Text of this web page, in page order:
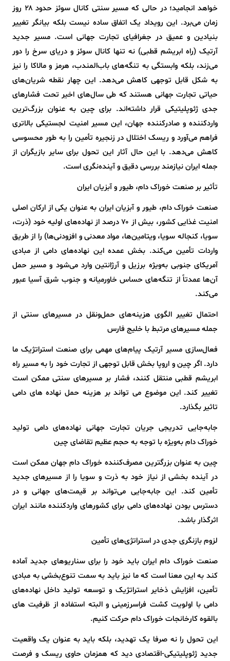
خواهد انجامید؛ در حالی که مسیر سنتی کانال سوئز حدود ۲۸ روز
زمان می‌برد. این رویداد یک اتفاق ساده نیست بلکه بیانگر تغییر
بنیادین و عمیق در جغرافیای تجارت جهانی است. مسیر جدید
آرتیک (راه ابریشم قطبی) نه تنها کانال سوئز و دریای سرخ را دور
می‌زند، بلکه وابستگی به تنگه‌های باب‌المندب، هرمز و مالاکا را نیز
به شکل قابل توجهی کاهش می‌دهد. این چهار نقطه شریان‌های
حیاتی تجارت جهانی هستند که طی سال‌های اخیر تحت فشارهای
جدی ژئوپلیتیکی قرار داشته‌اند. برای چین به عنوان بزرگ‌ترین
واردکننده و صادرکننده جهان، این مسیر امنیت لجستیکی بالاتری
فراهم می‌آورد و ریسک اختلال در زنجیره تأمین را به طور محسوسی
کاهش می‌دهد. با این حال آثار این تحول برای سایر بازیگران از
جمله ایران نیازمند بررسی دقیق و آینده‌نگری است.
تأثیر بر صنعت خوراک دام، طیور و آبزیان ایران
صنعت خوراک دام، طیور و آبزیان ایران به عنوان یکی از ارکان اصلی
امنیت غذایی کشور، بیش از ۷۰ درصد از نهاده‌های اولیه خود (ذرت،
سویا، کنجاله سویا، ویتامین‌ها، مواد معدنی و افزودنی‌ها) را از طریق
واردات تأمین می‌کند. بخش عمده این نهاده‌های دامی از مبادی
آمریکای جنوبی به‌ویژه برزیل و آرژانتین وارد می‌شود و مسیر حمل
آن‌ها عمدتاً از تنگه‌های حساس خاورمیانه و جنوب شرق آسیا عبور
می‌کند.
احتمال تغییر الگوی هزینه‌های حمل‌ونقل در مسیرهای سنتی از
جمله مسیرهای مرتبط با خلیج فارس
فعال‌سازی مسیر آرتیک پیام‌های مهمی برای صنعت استراتژیک ما
دارد. اگر چین و اروپا بخش قابل توجهی از تجارت خود را به مسیر راه
ابریشم قطبی منتقل کنند، فشار بر مسیرهای سنتی ممکن است
تغییر کند. این موضوع می تواند بر هزینه حمل نهاده های دامی
تاثیر بگذارد.
جابه‌جایی تدریجی جریان تجارت جهانی نهاده‌های دامی تولید
خوراک دام به‌ویژه با توجه به حجم عظیم تقاضای چین
چین به عنوان بزرگترین مصرف‌کننده خوراک دام جهان ممکن است
در آینده بخشی از نیاز خود به ذرت و سویا را از مسیرهای جدید
تأمین کند. این جابه‌جایی می‌تواند بر قیمت‌های جهانی و در
دسترس بودن نهاده‌های دامی برای کشورهای واردکننده مانند ایران
اثرگذار باشد.
لزوم بازنگری جدی در استراتژی‌های تأمین
صنعت خوراک دام ایران باید خود را برای سناریوهای جدید آماده
کند به این معنا است که ما نیز باید به سمت تنوع‌بخشی به مبادی
تأمین، افزایش ذخایر استراتژیک و توسعه تولید داخل نهاده‌های
دامی با اولویت کشت فراسرزمینی و البته استفاده از ظرفیت های
بالقوه کارخانجات خوراک دام حرکت کنیم.
این تحول را نه صرفا یک تهدید، بلکه باید به عنوان یک واقعیت
جدید ژئوپلیتیکی-اقتصادی دید که همزمان حاوی ریسک و فرصت